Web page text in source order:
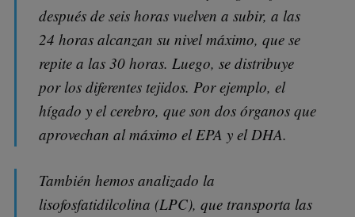
después de seis horas vuelven a subir, a las
24 horas alcanzan su nivel máximo, que se
repite a las 30 horas. Luego, se distribuye
por los diferentes tejidos. Por ejemplo, el
hígado y el cerebro, que son dos órganos que
aprovechan al máximo el EPA y el DHA.
También hemos analizado la
lisofosfatidilcolina (LPC), que transporta las